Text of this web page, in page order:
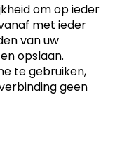
om op ieder
met ieder
van uw
opslaan.
te gebruiken,
geen